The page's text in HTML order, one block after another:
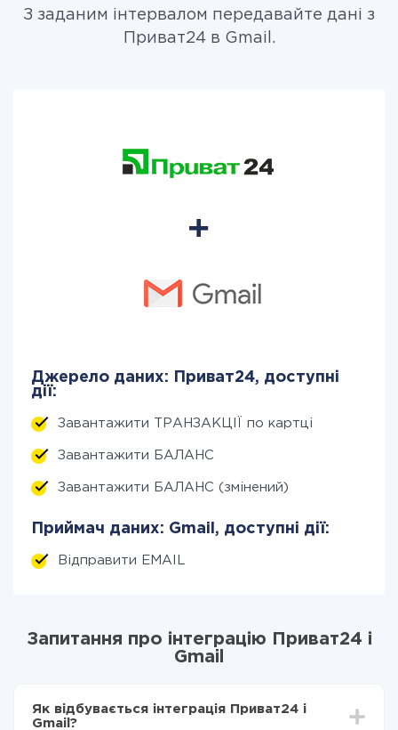
З заданим інтервалом передавайте дані з
Приват24 в Gmail.
Джерело даних: Приват24, доступні
дії:
Завантажити ТРАНЗАКЦІЇ по картці
Завантажити БАЛАНС
Завантажити БАЛАНС (змінений)
Приймач даних: Gmail, доступні дії:
Відправити EMAIL
Запитання про інтеграцію Приват24 і
Gmail
Як відбувається інтеграція Приват24 і
Gmail?